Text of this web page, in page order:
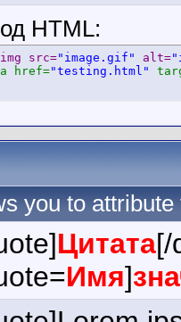
HTML:
src="image.gif" alt=
href="testing.html"
you to
Цитата[/
Имя]